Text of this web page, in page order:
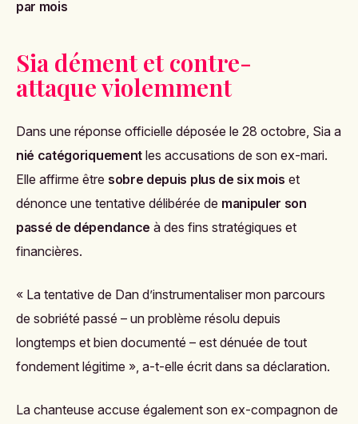
par mois
Sia dément et contre-
attaque violemment
Dans une réponse officielle déposée le 28 octobre, Sia a
nié catégoriquementles accusations de son ex-mari.
Elle affirme être sobre depuis plus de six mois et
dénonce une tentative délibérée de manipuler son
passé de dépendance à des fins stratégiques et
financières.
« La tentative de Dan d’instrumentaliser mon parcours
de sobriété passé – un problème résolu depuis
longtemps et bien documenté – est dénuée de tout
fondement légitime », a-t-elle écrit dans sa déclaration.
La chanteuse accuse également son ex-compagnon de